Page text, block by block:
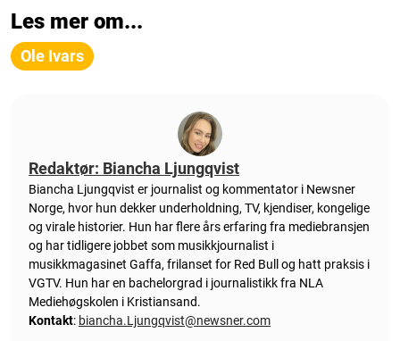
Les mer om...
Ole Ivars
Redaktør: Biancha Ljungqvist
Biancha Ljungqvist er journalist og kommentator i Newsner
Norge, hvor hun dekker underholdning, TV, kjendiser, kongelige
og virale historier. Hun har flere års erfaring fra mediebransjen
og har tidligere jobbet som musikkjournalist i
musikkmagasinet Gaffa, frilanset for Red Bull og hatt praksis i
VGTV. Hun har en bachelorgrad i journalistikk fra NLA
Mediehøgskolen i Kristiansand.
Kontakt: biancha.Ljungqvist@newsner.com